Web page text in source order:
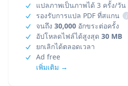
แปลภาพเป็นภาพได้ 3 ครั้ง/วัน
รองรับการแปล PDF ที่สแกน
i
จนถึง 30,000 อักขระต่อครั้ง
อัปโหลดไฟล์ได้สูงสุด 30 MB
ยกเลิกได้ตลอดเวลา
Ad free
เพิ่มเติม →